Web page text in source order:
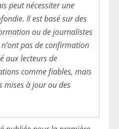
peut nécessiter une
Il est basé sur des
ou de journalistes
pas de confirmation
aux lecteurs de
comme fiables, mais
mises à jour ou des